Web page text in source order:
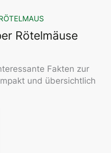
Rötelmäuse
Fakten zur
und übersichtlich